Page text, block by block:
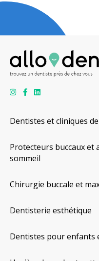
Dentistes et cliniques
Protecteurs buccaux et
sommeil
Chirurgie buccale et
Dentisterie esthétique
Dentistes pour enfants